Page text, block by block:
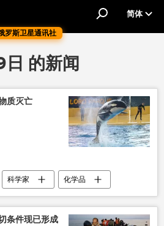
罗斯卫星通讯社
简体
的新闻
质灭亡
科学家 化学品
条件现已形成